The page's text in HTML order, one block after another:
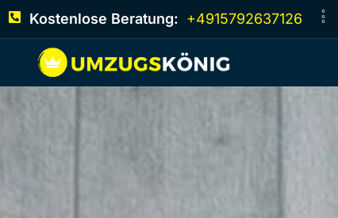
Kostenlose Beratung: +4915792637126